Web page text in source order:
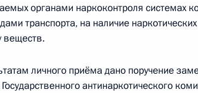
2014 года по поручению Президента
аппарата Государственного
Управления по Центральному
в Москве личный приём граждан
органами наркоконтроля системах
транспорта, на наличие
веществ.
личного приёма дано поручение
антинаркотического